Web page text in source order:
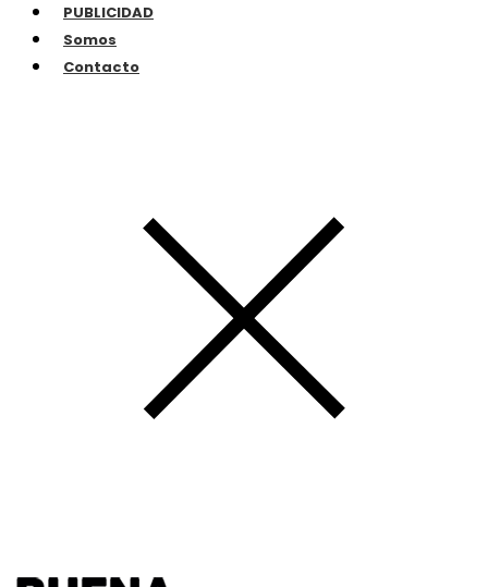
PUBLICIDAD
Somos
Contacto